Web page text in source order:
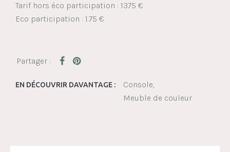
Tarif hors éco participation : 1375 €
Eco participation : 1.75 €
EN DÉCOUVRIR DAVANTAGE :
Console
Meuble de couleur